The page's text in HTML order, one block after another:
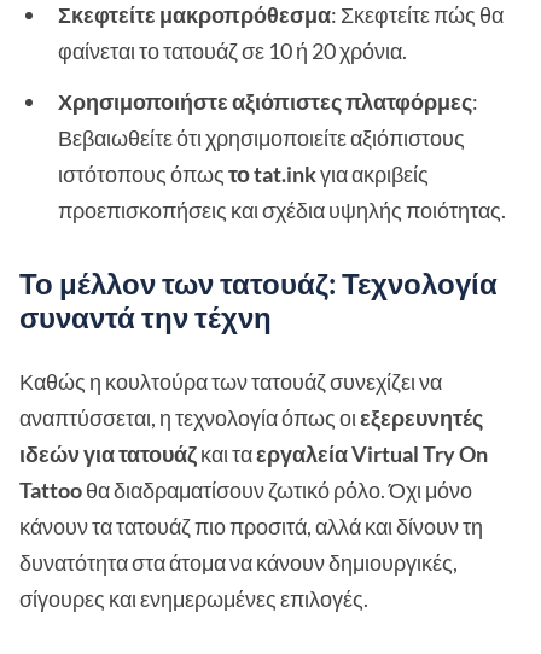
Σκεφτείτε μακροπρόθεσμα: Σκεφτείτε πώς θα
φαίνεται το τατουάζ σε 10 ή 20 χρόνια.
Χρησιμοποιήστε αξιόπιστες πλατφόρμες:
Βεβαιωθείτε ότι χρησιμοποιείτε αξιόπιστους
ιστότοπους όπωςτο tat.inkγια ακριβείς
προεπισκοπήσεις και σχέδια υψηλής ποιότητας.
Το μέλλον των τατουάζ: Τεχνολογία
συναντά την τέχνη
Καθώς η κουλτούρα των τατουάζ συνεχίζει να
αναπτύσσεται, η τεχνολογία όπως οιεξερευνητές
ιδεών για τατουάζκαι ταεργαλεία Virtual Try On
Tattooθα διαδραματίσουν ζωτικό ρόλο. Όχι μόνο
κάνουν τα τατουάζ πιο προσιτά, αλλά και δίνουν τη
δυνατότητα στα άτομα να κάνουν δημιουργικές,
σίγουρες και ενημερωμένες επιλογές.